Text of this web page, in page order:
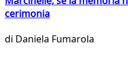
cerimonia
di Daniela Fumarola